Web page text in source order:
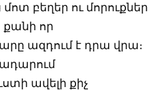
բեղեր ու մորուքներ
որ
ազդում է դրա վրա։
ավելի քիչ